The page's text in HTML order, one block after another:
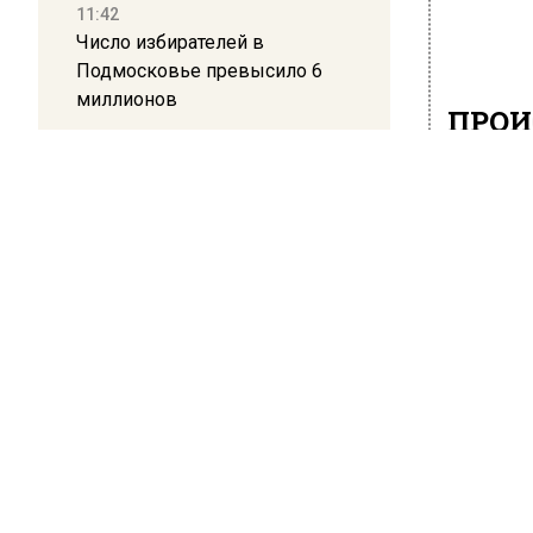
11:42
Число избирателей в
Подмосковье превысило 6
миллионов